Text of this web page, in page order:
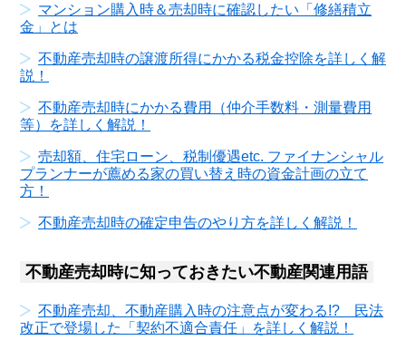
マンション購入時＆売却時に確認したい「修繕積立
金」とは
不動産売却時の譲渡所得にかかる税金控除を詳しく解
説！
不動産売却時にかかる費用（仲介手数料・測量費用
等）を詳しく解説！
売却額、住宅ローン、税制優遇etc. ファイナンシャル
プランナーが薦める家の買い替え時の資金計画の立て
方！
不動産売却時の確定申告のやり方を詳しく解説！
不動産売却時に知っておきたい不動産関連用語
不動産売却、不動産購入時の注意点が変わる!? 民法
改正で登場した「契約不適合責任」を詳しく解説！